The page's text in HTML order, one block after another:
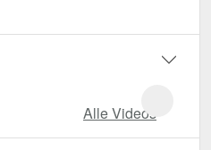
Alle Videos